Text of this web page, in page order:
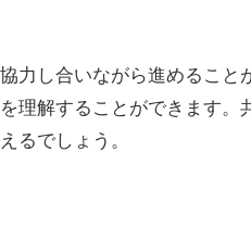
力し合いながら進めること
理解することができます。
るでしょう。